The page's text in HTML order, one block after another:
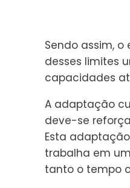
Sendo assim,
desses limites
capacidades
A adaptação
deve-se
Esta
trabalha em
tanto o tempo